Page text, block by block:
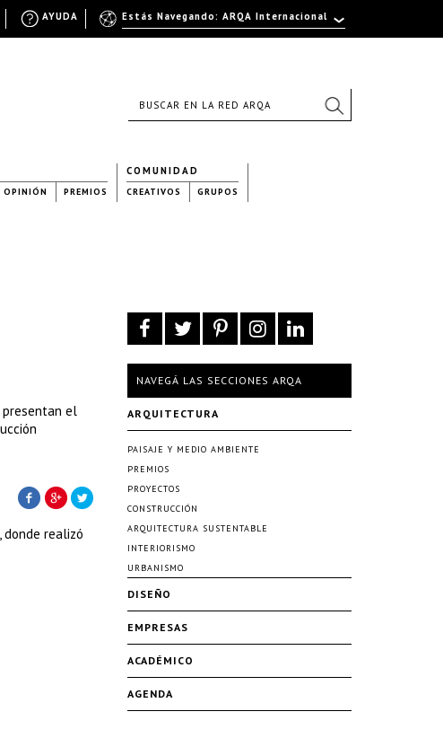
OPINIÓN PREMIOS
COMUNIDAD
CREATIVOS GRUPOS
presentan el
donde realizó
NAVEGÁ LAS SECCIONES ARQA
ARQUITECTURA
PAISAJE Y MEDIO AMBIENTE
PREMIOS
PROYECTOS
CONSTRUCCIÓN
ARQUITECTURA SUSTENTABLE
INTERIORISMO
URBANISMO
DISEÑO
EMPRESAS
ACADÉMICO
AGENDA
Estás Navegando: ARQA Internacional
AYUDA